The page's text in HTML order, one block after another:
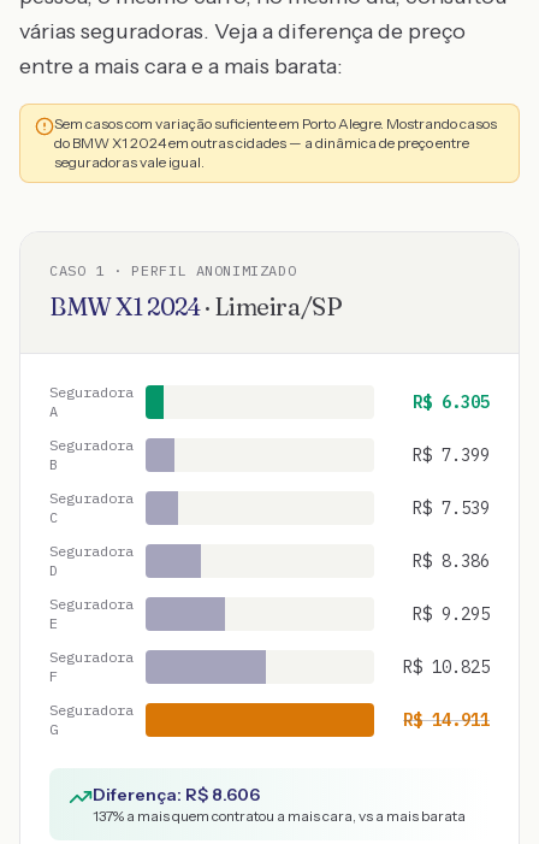
várias seguradoras. Veja a diferença de preço
entre a mais cara e a mais barata:
Sem casos com variação suficiente em Porto Alegre. Mostrando casos
do BMW X1 2024 em outras cidades — a dinâmica de preço entre
seguradoras vale igual.
CASO 1 · PERFIL ANONIMIZADO
BMWX12024· Limeira/SP
Seguradora
A
R$ 6.305
Seguradora
B
R$ 7.399
Seguradora
C
R$ 7.539
Seguradora
D
R$ 8.386
Seguradora
E
R$ 9.295
Seguradora
F
R$ 10.825
Seguradora
G
R$14.911
Diferença: R$ 8.606
137% a mais quem contratou a mais cara, vs a mais barata